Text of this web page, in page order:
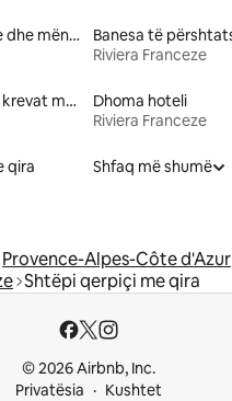
Struktura me fjetje dhe mëngjes
Riviera Franceze
Shtëpi me qira me krevat me lartësi të përshtatshme
Dhoma hoteli
Riviera Franceze
qira
Shfaq më shumë
Provence-Alpes-Côte d'Azur
Shtëpi qerpiçi me qira
© 2026 Airbnb, Inc.
Privatësia
Kushtet